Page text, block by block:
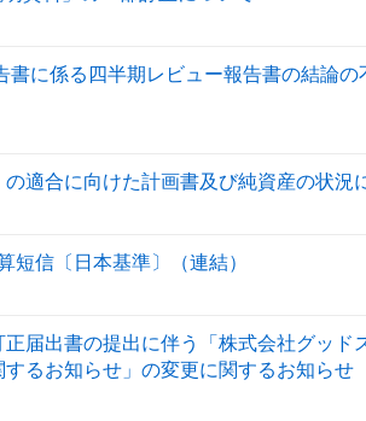
書に係る四半期レビュー報告書の結論の
の適合に向けた計画書及び純資産の状況
短信〔日本基準〕（連結）
正届出書の提出に伴う「株式会社グッド
るお知らせ」の変更に関するお知らせ